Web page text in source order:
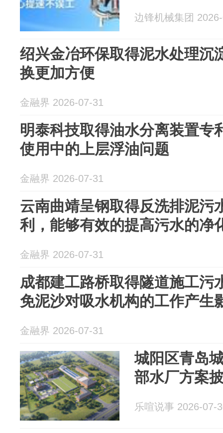
边锋机械集团
绍兴金冶环保取得泥水处理沉
换更加方便
金融界 2026-07-31
明泰科技取得油水分离装置专
使用中的上层浮油问题
金融界 2026-07-31
云南曲靖呈钢取得反洗排泥污
利，能够有效的提高污水的净
金融界 2026-07-31
成都建工路桥取得隧道施工污
免泥沙对吸水机构的工作产生
金融界 2026-07-31
城阳区青岛
部水厂方案
乐喧说事 2026-07-